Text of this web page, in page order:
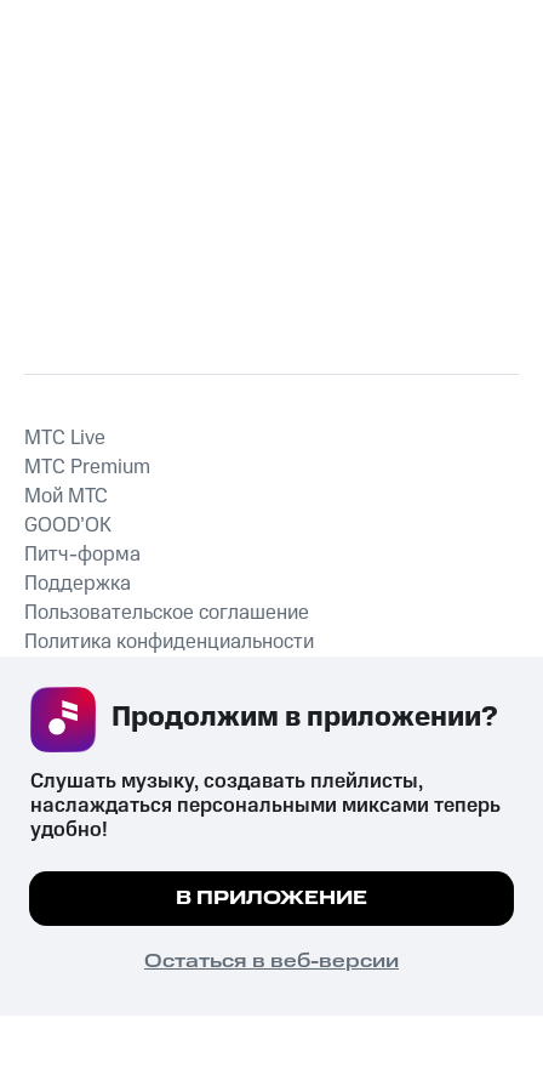
СКАЧАТЬ ПРИЛОЖЕНИЕ
MTС Live
MTС Premium
Мой МТС
GOOD’OK
Питч-форма
Поддержка
Пользовательское соглашение
Политика конфиденциальности
психотропных веществ, их аналогов причиняет вред здоровью,
их незаконный оборот запрещён и влечёт установленную
законодательством ответственность.
© 2026 ООО «КИОН».
Все права защищены
Мы используем куки, чтобы на сайте все
Подробнее
ПОНЯТНО
Слушать музыку, создавать плейлисты,
наслаждаться персональными миксами теперь
удобно!
В ПРИЛОЖЕНИЕ
Остаться в веб-версии